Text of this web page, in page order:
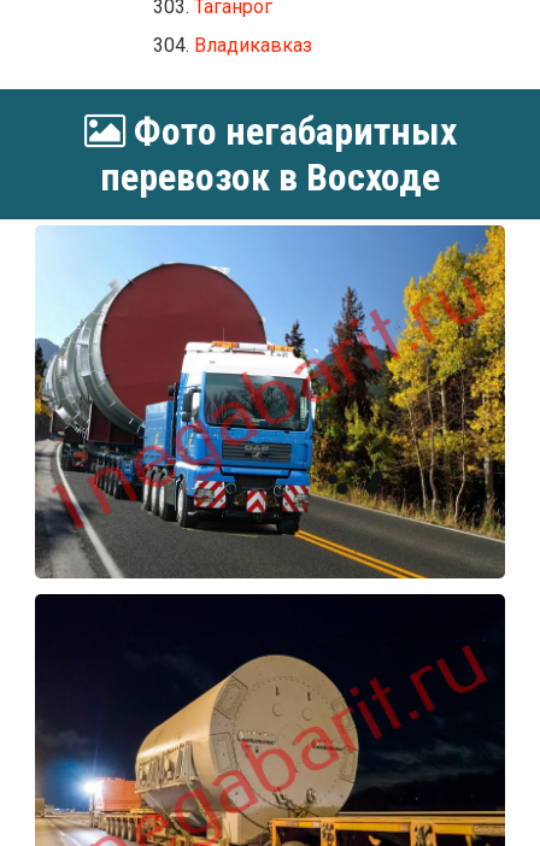
Таганрог
Владикавказ
Фото негабаритных
перевозок в Восходе